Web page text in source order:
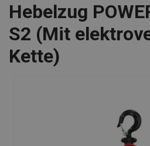
Hebelzug
S2 (Mit
Kette)